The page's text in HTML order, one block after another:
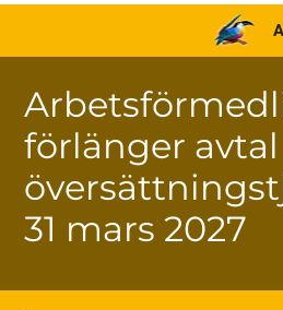
förlänger
31 mars 2027